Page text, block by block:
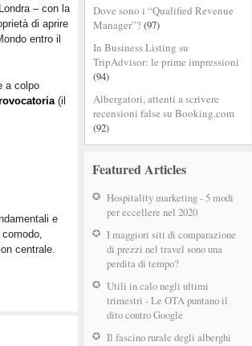
Dove sono i “Qualified Revenue
Manager”?(97)
In Business Listing su
TripAdvisor: le prime impressioni
(94)
Albergatori, attenti a scrivere
recensioni false su Booking.com
(92)
Featured Articles
Hospitality marketing - 5 modi
per eccellere nel 2020
I maggiori siti di comparazione
di prezzi nel travel sono una
perdita di tempo?
Utili in calo negli ultimi
trimestri - Le OTA puntano il
dito contro Google
Il fascino rurale degli alberghi
– con la
di aprire
entro il
a colpo
(il
e
centrale.